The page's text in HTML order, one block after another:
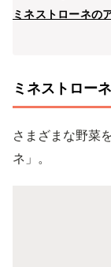
ミネストローネの
ミネストロー
さまざまな野菜
ネ」。